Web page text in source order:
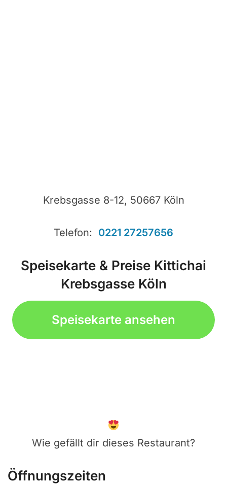
Krebsgasse 8-12, 50667 Köln
Telefon: 0221 27257656
Speisekarte & Preise Kittichai
Krebsgasse Köln
Speisekarte ansehen
Wie gefällt dir dieses Restaurant?
Öffnungszeiten